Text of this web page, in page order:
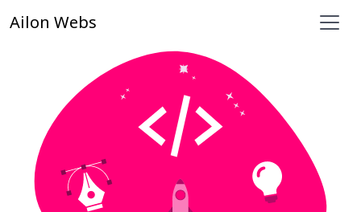
Ailon Webs